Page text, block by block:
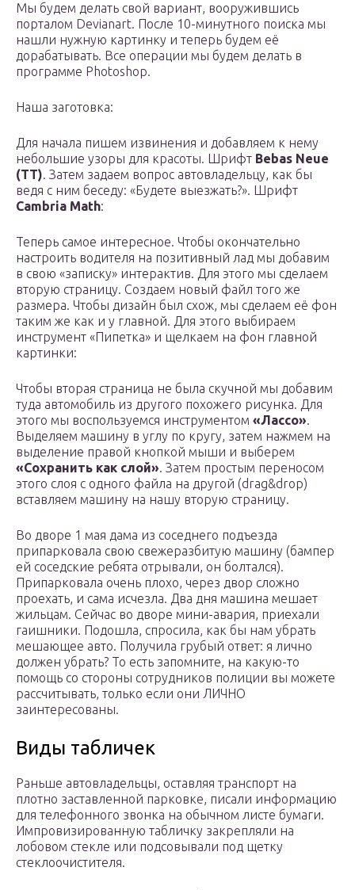
Мы будем делать свой вариант, вооружившись
порталом Devianart. После 10-минутного поиска мы
нашли нужную картинку и теперь будем её
дорабатывать. Все операции мы будем делать в
программе Photoshop.
Наша заготовка:
Для начала пишем извинения и добавляем к нему
небольшие узоры для красоты. Шрифт Bebas Neue
(TT). Затем задаем вопрос автовладельцу, как бы
ведя с ним беседу: «Будете выезжать?». Шрифт
Cambria Math:
Теперь самое интересное. Чтобы окончательно
настроить водителя на позитивный лад мы добавим
в свою «записку» интерактив. Для этого мы сделаем
вторую страницу. Создаем новый файл того же
размера. Чтобы дизайн был схож, мы сделаем её фон
таким же как и у главной. Для этого выбираем
инструмент «Пипетка» и щелкаем на фон главной
картинки:
Чтобы вторая страница не была скучной мы добавим
туда автомобиль из другого похожего рисунка. Для
этого мы воспользуемся инструментом «Лассо».
Выделяем машину в углу по кругу, затем нажмем на
выделение правой кнопкой мыши и выберем
«Сохранить как слой». Затем простым переносом
этого слоя с одного файла на другой (drag&drop)
вставляем машину на нашу вторую страницу.
Во дворе 1 мая дама из соседнего подъезда
припарковала свою свежеразбитую машину (бампер
ей соседские ребята отрывали, он болтался).
Припарковала очень плохо, через двор сложно
проехать, и сама исчезла. Два дня машина мешает
жильцам. Сейчас во дворе мини-авария, приехали
гаишники. Подошла, спросила, как бы нам убрать
мешающее авто. Получила грубый ответ: я лично
должен убрать? То есть запомните, на какую-то
помощь со стороны сотрудников полиции вы можете
рассчитывать, только если они ЛИЧНО
заинтересованы.
Виды табличек
Раньше автовладельцы, оставляя транспорт на
плотно заставленной парковке, писали информацию
для телефонного звонка на обычном листе бумаги.
Импровизированную табличку закрепляли на
лобовом стекле или подсовывали под щетку
стеклоочистителя.